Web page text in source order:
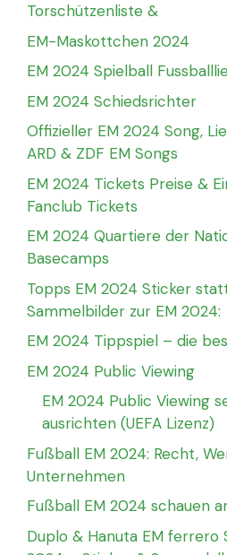
Torschützenliste &
EM-Maskottchen 2024
EM 2024 Spielball
EM 2024 Schiedsrichter
Offizieller EM 2024 Song,
ARD & ZDF EM Songs
EM 2024 Tickets Preise &
Fanclub Tickets
EM 2024 Quartiere der
Basecamps
Topps EM 2024 Sticker
Sammelbilder zur EM 2024:
EM 2024 Tippspiel – die
EM 2024 Public Viewing
EM 2024 Public Viewing
ausrichten (UEFA Lizenz)
Fußball EM 2024: Recht,
Unternehmen
Fußball EM 2024 schauen
Duplo & Hanuta EM ferrero